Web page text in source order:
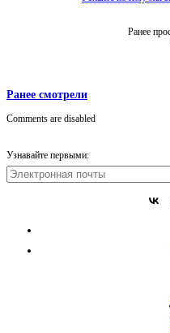
Ранее
Ранее смотрели
Comments are disabled
Узнавайте первыми: